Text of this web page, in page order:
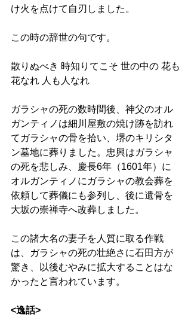
け火を点けて自刃しました。
この時の辞世の句です。
散りぬべき 時知りてこそ 世の中の 花も
花なれ 人も人なれ
ガラシャの死の数時間後、神父のオル
ガンティノは細川屋敷の焼け跡を訪れ
てガラシャの骨を拾い、堺のキリシタ
ン墓地に葬りました。忠興はガラシャ
の死を悲しみ、慶長6年（1601年）に
オルガンティノにガラシャの教会葬を
依頼して葬儀にも参列し、後に遺骨を
大坂の崇禅寺へ改葬しました。
この諸大名の妻子を人質に取る作戦
は、ガラシャの死の壮絶さに石田方が
驚き、以後むやみに拡大することはな
かったと言われています。
<逸話>